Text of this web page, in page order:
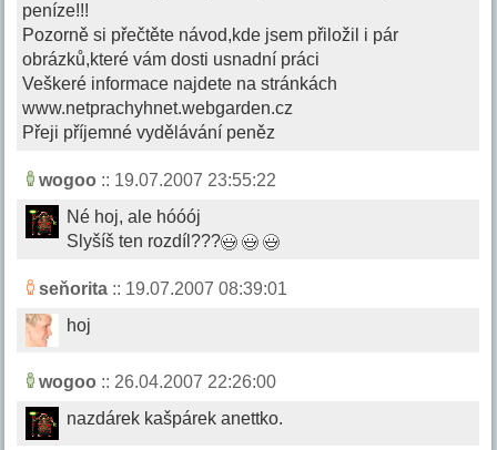
peníze!!!
Pozorně si přečtěte návod,kde jsem přiložil i pár
obrázků,které vám dosti usnadní práci
Veškeré informace najdete na stránkách
www.netprachyhnet.webgarden.cz
Přeji příjemné vydělávání peněz
wogoo :: 19.07.2007 23:55:22
Né hoj, ale hóóój
Slyšíš ten rozdíl???
seňorita :: 19.07.2007 08:39:01
hoj
wogoo :: 26.04.2007 22:26:00
nazdárek kašpárek anettko.